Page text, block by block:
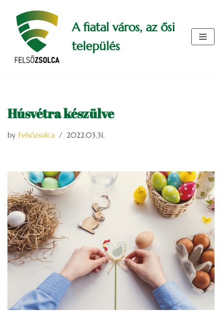
Skip
content
A fiatal város, az ősi
település
Húsvétra készülve
by Felsőzsolca 2022.03.31.